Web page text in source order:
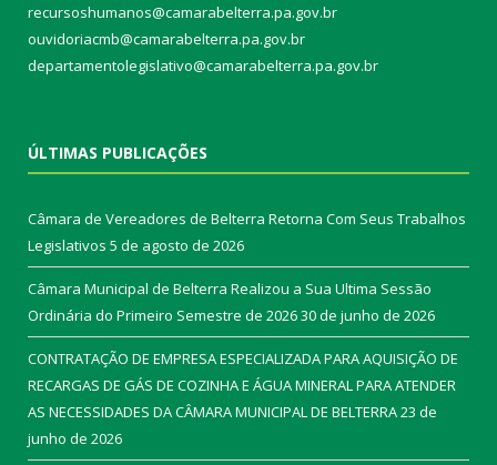
recursoshumanos@camarabelterra.pa.gov.br
ouvidoriacmb@camarabelterra.pa.gov.br
departamentolegislativo@camarabelterra.pa.gov.br
ÚLTIMAS PUBLICAÇÕES
Câmara de Vereadores de Belterra Retorna Com Seus Trabalhos
Legislativos 5 de agosto de 2026
Câmara Municipal de Belterra Realizou a Sua Ultima Sessão
Ordinária do Primeiro Semestre de 202630 de junho de 2026
CONTRATAÇÃO DE EMPRESA ESPECIALIZADA PARA AQUISIÇÃO DE
RECARGAS DE GÁS DE COZINHA E ÁGUA MINERAL PARA ATENDER
AS NECESSIDADES DA CÂMARA MUNICIPAL DE BELTERRA23 de
junho de 2026